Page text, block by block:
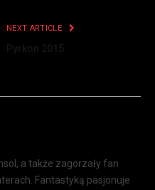
NEXT ARTICLE
a także zagorzały fan
Fantastyką pasjonuje